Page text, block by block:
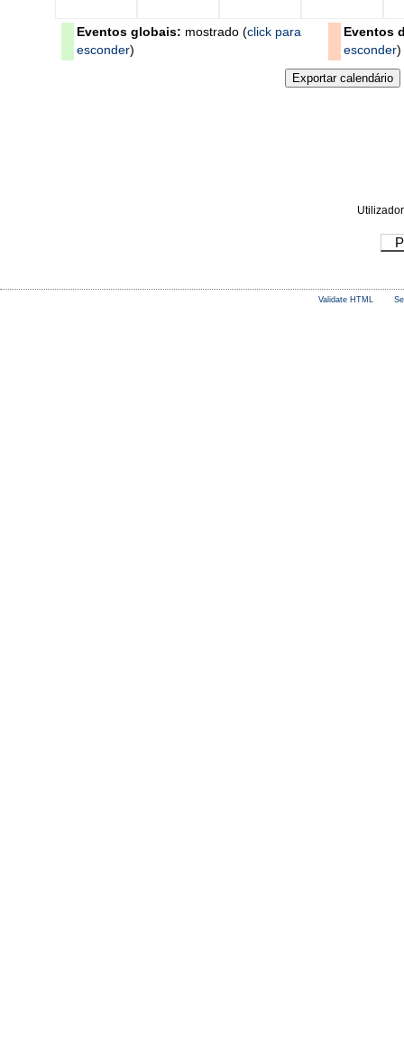
Eventos globais: mostrado (click para
esconder)
Eventos
esconder)
Validate HTML